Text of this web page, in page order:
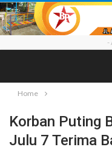
-
Home
Korban Puting
Julu 7 Terima